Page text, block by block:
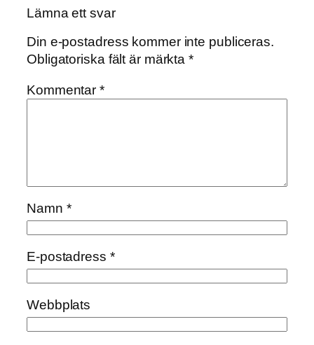
Lämna ett svar
Din e-postadress kommer inte publiceras.
Obligatoriska fält är märkta*
Kommentar*
Namn *
E-postadress *
Webbplats